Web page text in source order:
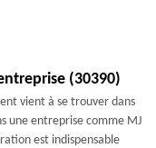
(30390)
vient à se trouver dans
une entreprise comme MJ
est indispensable